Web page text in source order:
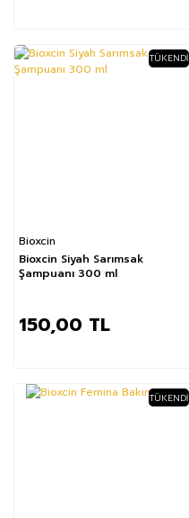
TÜKENDI
Bioxcin
Bioxcin Siyah Sarımsak
Şampuanı 300 ml
150,00 TL
TÜKENDI